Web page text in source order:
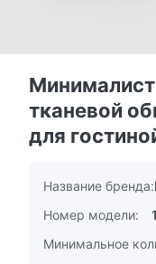
тканевой
для
Название бренда:
Номер модели:
Минимальное